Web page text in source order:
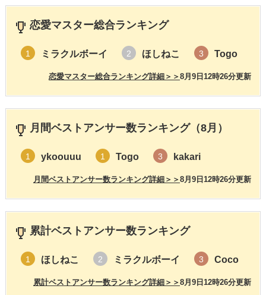
恋愛マスター総合ランキング
1 ミラクルボーイ 2 ほしねこ 3 Togo
8月9日12時26分更新
恋愛マスター総合ランキング詳細＞＞
月間ベストアンサー数ランキング（8月）
1 ykoouuu 1 Togo 3 kakari
8月9日12時26分更新
月間ベストアンサー数ランキング詳細＞＞
累計ベストアンサー数ランキング
1 ほしねこ 2 ミラクルボーイ 3 Coco
8月9日12時26分更新
累計ベストアンサー数ランキング詳細＞＞